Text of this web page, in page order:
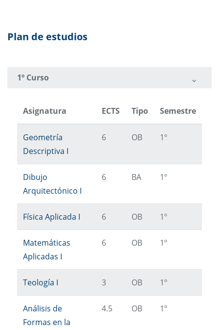
Plan de estudios
1º Curso
Asignatura ECTS Tipo Semestre
Geometría
Descriptiva I
6 OB 1º
Dibujo
Arquitectónico I
6 BA 1º
Física Aplicada I 6 OB 1º
Matemáticas
Aplicadas I
6 OB 1º
Teología I 3 OB 1º
Análisis de
Formas en la
4.5 OB 1º